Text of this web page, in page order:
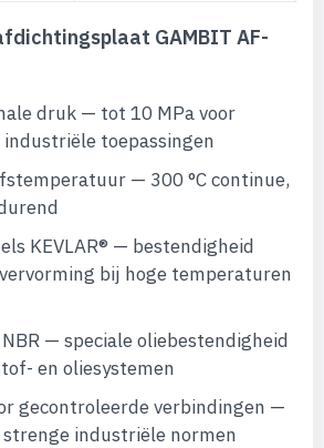
GAMBIT AF-
druk — tot 10 MPa voor
industriële toepassingen
— 300 °C continue,
KEVLAR® — bestendigheid
bij hoge temperaturen
— speciale oliebestendigheid
en oliesystemen
gecontroleerde verbindingen —
industriële normen